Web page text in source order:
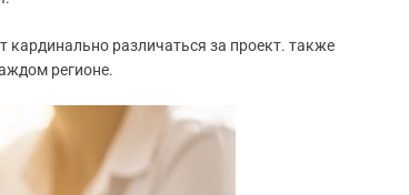
кардинально различаться за проект. также
регионе.